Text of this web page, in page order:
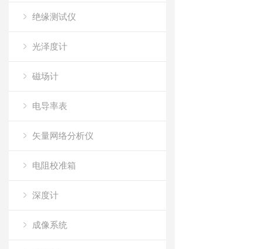
绝缘测试仪
光泽度计
磁场计
电导率表
矢量网络分析仪
电阻校准箱
深度计
成像系统